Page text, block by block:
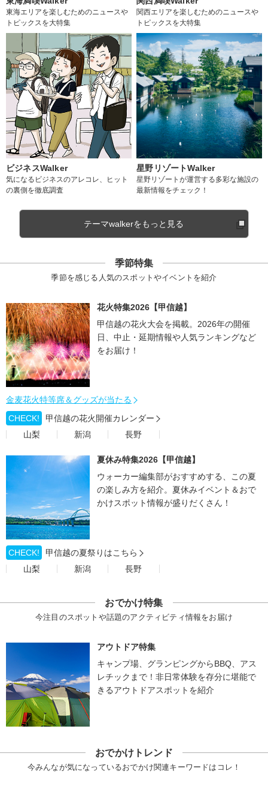
東海エリアを楽しむためのニュースや
トピックスを大特集
関西エリアを楽しむためのニュースや
トピックスを大特集
ビジネスWalker
気になるビジネスのアレコレ、ヒット
の裏側を徹底調査
星野リゾートWalker
星野リゾートが運営する多彩な施設の
最新情報をチェック！
テーマwalkerをもっと見る
季節特集
季節を感じる人気のスポットやイベントを紹介
花火特集2026【甲信越】
甲信越の花火大会を掲載。2026年の開催
日、中止・延期情報や人気ランキングなど
をお届け！
金麦花火特等席＆グッズが当たる
CHECK!
甲信越の花火開催カレンダー
山梨
新潟 長野
夏休み特集2026【甲信越】
ウォーカー編集部がおすすめする、この夏
の楽しみ方を紹介。夏休みイベント＆おで
かけスポット情報が盛りだくさん！
CHECK!
甲信越の夏祭りはこちら
山梨
新潟 長野
おでかけ特集
今注目のスポットや話題のアクティビティ情報をお届け
アウトドア特集
キャンプ場、グランピングからBBQ、アス
レチックまで！非日常体験を存分に堪能で
きるアウトドアスポットを紹介
おでかけトレンド
今みんなが気になっているおでかけ関連キーワードはコレ！